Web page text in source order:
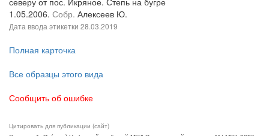
1.05.2006. Собр. Алексеев Ю.
Дата ввода этикетки 28.03.2019
Полная карточка
Все образцы этого вида
Сообщить об ошибке
Цитировать для публикации (сайт)